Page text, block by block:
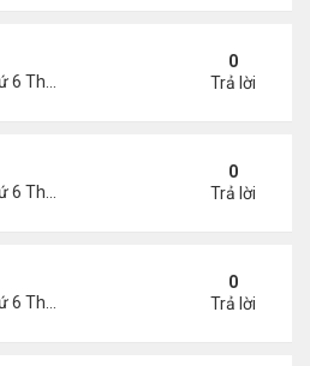
05, 2021 12:49 pm
0
Trả lời
05, 2021 12:42 pm
0
Trả lời
05, 2021 12:41 pm
0
Trả lời